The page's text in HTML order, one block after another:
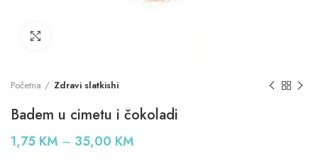
Početna Zdravi slatkishi
Badem u cimetu i čokoladi
1,75 KM – 35,00 KM